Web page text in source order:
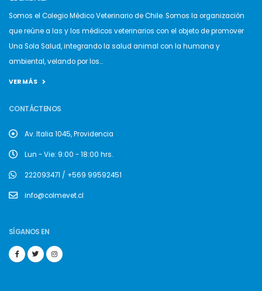
Somos el Colegio Médico Veterinario de Chile. Somos la organización
que reúne a las y los médicos veterinarios con el objeto de promover
Una Sola Salud, integrando la salud animal con la humana y
ambiental, velando por los...
VER MÁS
CONTÁCTENOS
Av. Italia 1045, Providencia
Lun - Vie: 9:00 - 18:00 hrs.
222093471 / +569 99592451
info@colmevet.cl
SÍGANOS EN